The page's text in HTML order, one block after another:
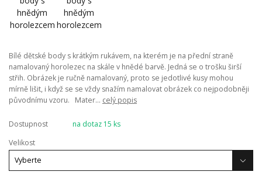
Bílé dětské body s krátkým rukávem, na kterém je na přední straně
namalovaný horolezec na skále v hnědé barvě. Jedná se o trošku širší
střih. Obrázek je ručně namalovaný, proto se jedotlivé kusy mohou
mírně lišit, i když se se vždy snažím namalovat obrázek co nejpodobněji
původnímu vzoru. Mater... celý popis
Dostupnost
na dotaz 15 ks
Velikost